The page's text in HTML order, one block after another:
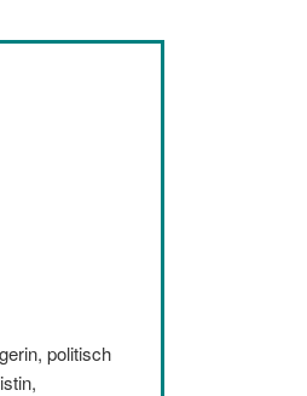
politisch